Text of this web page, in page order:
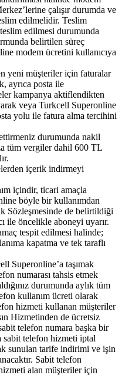
çalışır durumda ve
edilmelidir. Teslim
edilmesi durumunda
belirtilen süreç
modem ücretini kullanıcıya
yeni müşteriler için faturalar
ayrıca posta ile
kampanya aktiflendikten
veya Turkcell Superonline
yolu ile fatura alma tercihini
durumunda nakil
tüm vergiler dahil 600 TL
içerik indirmeyi
içindir, ticari amaçla
böyle bir kullanımdan
Sözleşmesinde de belirtildiği
ile öncelikle aboneyi uyarır.
tespit edilmesi halinde;
kapatma ve tek taraflı
Superonline’a taşımak
numarası tahsis etmek
durumunda aylık tüm
kullanım ücreti olarak
hizmeti kullanan müşteriler
Hizmetinden de ücretsiz
telefon numara başka bir
sabit telefon hizmeti iptal
sunulan tarife indirimi ve işin
Sabit telefon
alan müşteriler için